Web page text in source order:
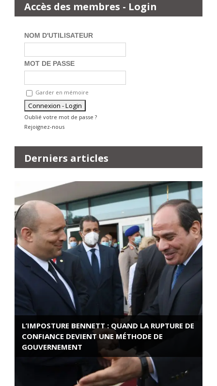
Accès des membres - Login
NOM D'UTILISATEUR
MOT DE PASSE
Garder en mémoire
Oublié votre mot de passe ?
Rejoignez-nous
Derniers articles
L’IMPOSTURE BENNETT : QUAND LA RUPTURE DE
CONFIANCE DEVIENT UNE MÉTHODE DE
GOUVERNEMENT
ROSE VALLAND, HEROÏNE DE LA RESISTANCE